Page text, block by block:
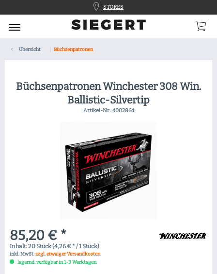
STORES
Übersicht Büchsenpatronen
Büchsenpatronen Winchester 308 Win.
Ballistic-Silvertip
Artikel-Nr.:4002864
85,20 € *
Inhalt:20 Stück (4,26 € * / 1 Stück)
inkl. MwSt.zzgl. etwaiger Versandkosten
lagernd, verfügbar in 1-3 Werktagen